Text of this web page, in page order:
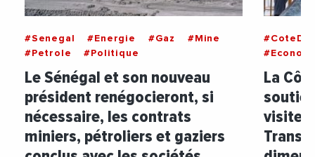
#Senegal #Energie #Gaz
#Mine
#Petrole
#Politique
Le Sénégal et son nouveau
président renégocieront, si
nécessaire, les contrats
miniers, pétroliers et gaziers
La
visite